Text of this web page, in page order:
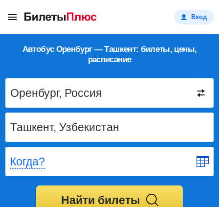
Вход
Автобус Оренбург — Ташкент: билеты, цены,
расписание
Когда?
Найти билеты